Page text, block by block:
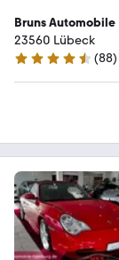
Bruns Automobile
23560 Lübeck
4.6 Sterne
(88)